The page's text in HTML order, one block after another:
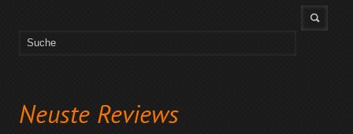
Neuste Reviews